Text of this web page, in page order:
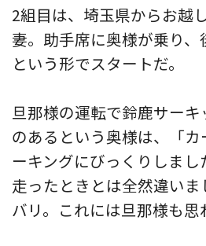
2組目は、埼玉県からお越
妻。助手席に奥様が乗り
という形でスタートだ。
旦那様の運転で鈴鹿サー
のあるという奥様は、「
ーキングにびっくりしま
走ったときとは全然違い
バリ。これには旦那様も思